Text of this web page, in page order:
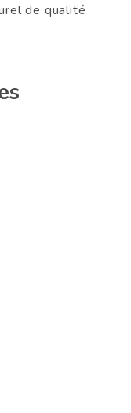
de qualité